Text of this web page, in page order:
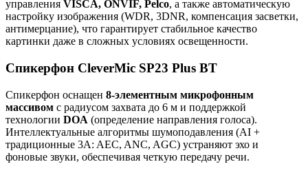
управления VISCA, ONVIF, Pelco, а также автоматическую
настройку изображения (WDR, 3DNR, компенсация засветки,
антимерцание), что гарантирует стабильное качество
картинки даже в сложных условиях освещенности.
Спикерфон CleverMic SP23 Plus BT
Спикерфон оснащен 8-элементным микрофонным
массивом с радиусом захвата до 6 м и поддержкой
технологии DOA (определение направления голоса).
Интеллектуальные алгоритмы шумоподавления (AI +
традиционные 3A: AEC, ANC, AGC) устраняют эхо и
фоновые звуки, обеспечивая четкую передачу речи.